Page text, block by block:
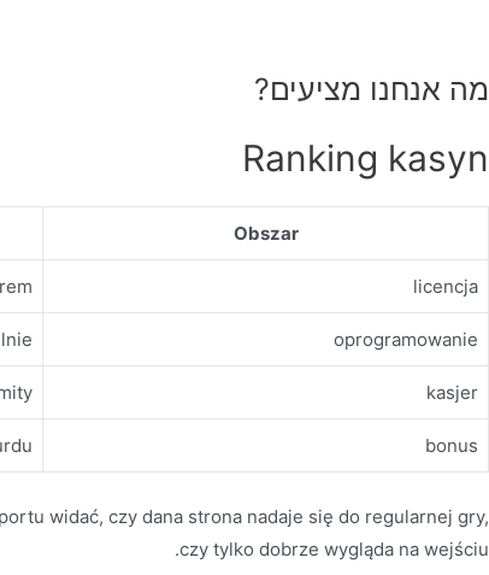
מה אנחנו מציעים?
Ranking kasyn
Obszar
licencja
oprogramowanie
kasjer
bonus
widać, czy dana strona nadaje się do regularnej gry,
czy tylko dobrze wygląda na wejściu.